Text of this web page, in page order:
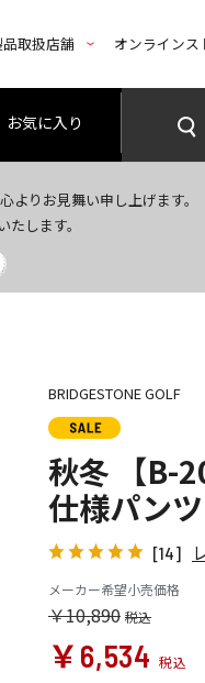
取扱店舗 オンラインス
お気に入り
りお見舞い申し上げます。
します。
BRIDGESTONE GOLF
秋冬 【B-
仕様パンツ
[14]
メーカー希望小売価格
￥10,890
￥6,534